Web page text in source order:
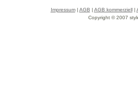
Impressum| AGB | AGB kommerziell|
Copyright © 2007